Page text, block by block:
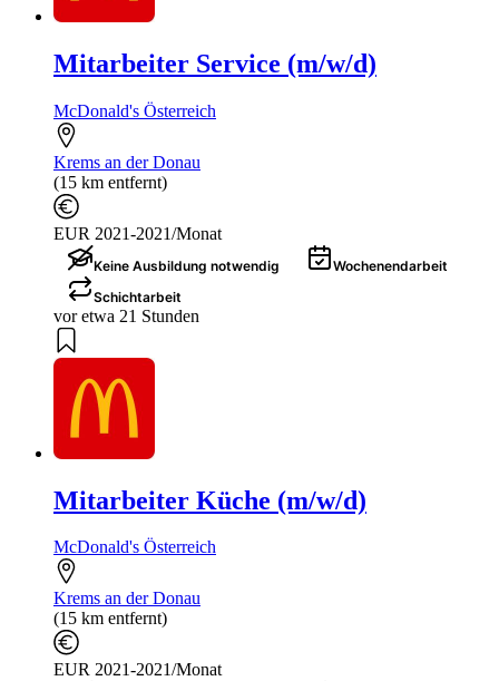
Mitarbeiter Service (m/w/d)
McDonald's Österreich
Krems an der Donau
(15 km entfernt)
EUR 2021-2021/Monat
Keine Ausbildung notwendig
Wochenendarbeit
Schichtarbeit
vor etwa 21 Stunden
Mitarbeiter Küche (m/w/d)
McDonald's Österreich
Krems an der Donau
(15 km entfernt)
EUR 2021-2021/Monat